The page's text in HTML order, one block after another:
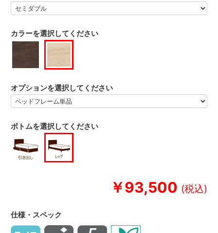
￥93,500
カラーを選択してください
オプションを選択してください
ボトムを選択してください
仕様・スペック